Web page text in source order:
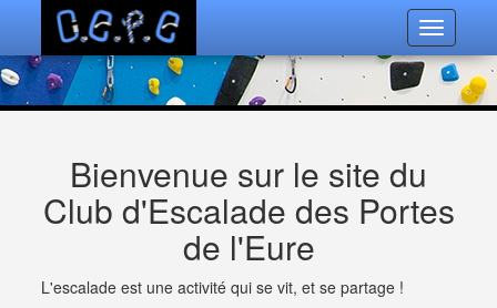
Toggle
Bienvenue sur le site du
Club d'Escalade des Portes
de l'Eure
L'escalade est une activité qui se vit, et se partage !